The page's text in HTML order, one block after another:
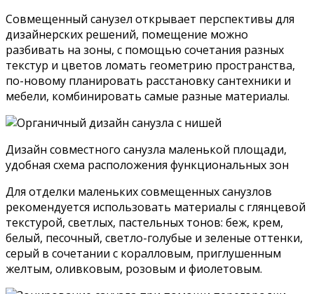
продуманный сценарий света.
Интерьер совмещенного санузла в стиле хай тек
Кантри (прованс, русский стиль, шале,
плитка с текстурой, имитирующей дерево,
простые полочки, занавески с расцветкой,
характерной деревенскому колориту (цветочки,
Прованс – это неизменный колорит и самобытность
деревенского уклада
Модерн – кафель или панели пвх спокойных